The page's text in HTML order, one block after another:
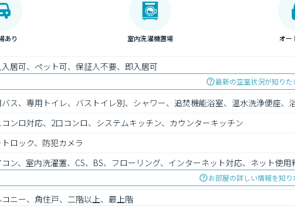
あり 室内洗濯機置場 オー
居可、ペット可、保証人不要、即入居可
最新の空室状況が知りた
ス、専用トイレ、バストイレ別、シャワー、追焚機能浴室、温水洗浄便座、
コンロ対応、2口コンロ、システムキッチン、カウンターキッチン
ロック、防犯カメラ
ン、室内洗濯置、CS、BS、フローリング、インターネット対応、ネット使
お部屋の詳しい情報を知り
コニー、角住戸、二階以上、最上階